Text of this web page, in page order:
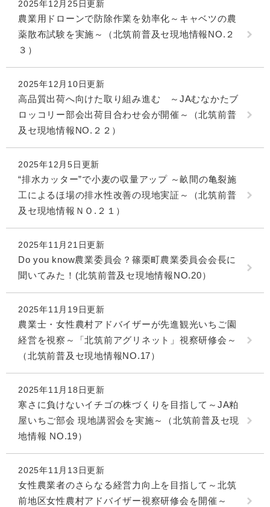
2025年12月25日更新
農業用ドローンで防除作業を効率化～キャベツの農
薬散布試験を実施～（北筑前普及セ現地情報NO.２
３）
2025年12月10日更新
高品質出荷へ向けた取り組み進む ～JAむなかたブ
ロッコリー部会出荷目合わせ会が開催～（北筑前普
及セ現地情報NO.２２）
2025年12月5日更新
“排水カッター”で小麦の収量アップ ～畝間の亀裂施
工によるほ場の排水性改善の現地実証～（北筑前普
及セ現地情報ＮＯ.２１）
2025年11月21日更新
Do you know農業委員会？篠栗町農業委員会会長に
聞いてみた！(北筑前普及セ現地情報NO.20）
2025年11月19日更新
農業士・女性農村アドバイザーが先進観光いちご園
経営を視察～「北筑前アグリネット」視察研修会～
（北筑前普及セ現地情報NO.17）
2025年11月18日更新
寒さに負けないイチゴの株づくりを目指して～JA粕
屋いちご部会 現地講習会を実施～（北筑前普及セ現
地情報 NO.19）
2025年11月13日更新
女性農業者のさらなる経営力向上を目指して～北筑
前地区女性農村アドバイザー視察研修会を開催～